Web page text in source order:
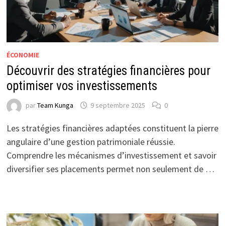
ÉCONOMIE
Découvrir des stratégies financières pour
optimiser vos investissements
parTeam Kunga 9 septembre 2025 0
Les stratégies financières adaptées constituent la pierre
angulaire d’une gestion patrimoniale réussie.
Comprendre les mécanismes d’investissement et savoir
diversifier ses placements permet non seulement de …